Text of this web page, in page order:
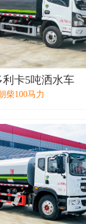
利卡5吨洒水车
柴100马力